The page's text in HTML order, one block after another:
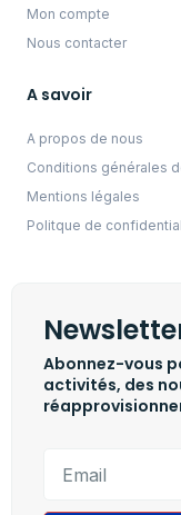
Mon compte
Nous contacter
A savoir
A propos de nous
Conditions générales
Mentions légales
Politque de
Abonnez-vous
activités, des